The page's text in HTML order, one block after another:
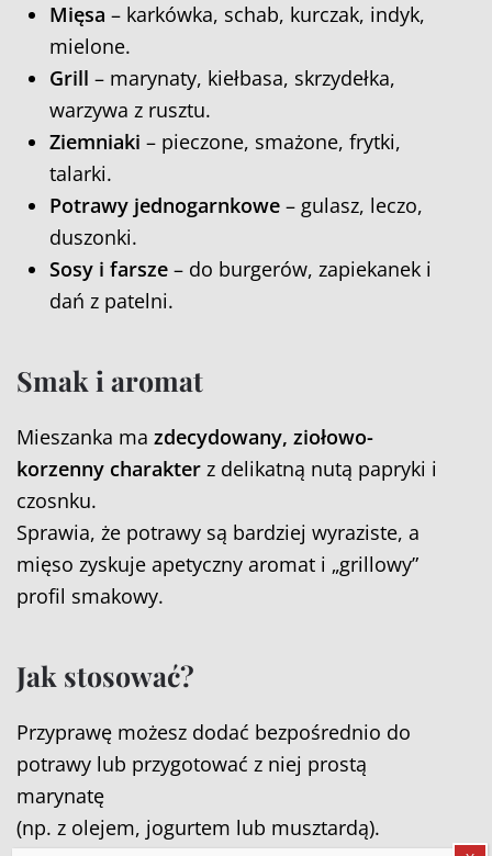
Mięsa – karkówka, schab, kurczak, indyk,
mielone.
Grill – marynaty, kiełbasa, skrzydełka,
warzywa z rusztu.
Ziemniaki – pieczone, smażone, frytki,
talarki.
Potrawy jednogarnkowe – gulasz, leczo,
duszonki.
Sosy i farsze – do burgerów, zapiekanek i
dań z patelni.
Smak i aromat
Mieszanka ma zdecydowany, ziołowo-
korzenny charakter z delikatną nutą papryki i
czosnku.
Sprawia, że potrawy są bardziej wyraziste, a
mięso zyskuje apetyczny aromat i „grillowy”
profil smakowy.
Jak stosować?
Przyprawę możesz dodać bezpośrednio do
potrawy lub przygotować z niej prostą
marynatę
(np. z olejem, jogurtem lub musztardą).